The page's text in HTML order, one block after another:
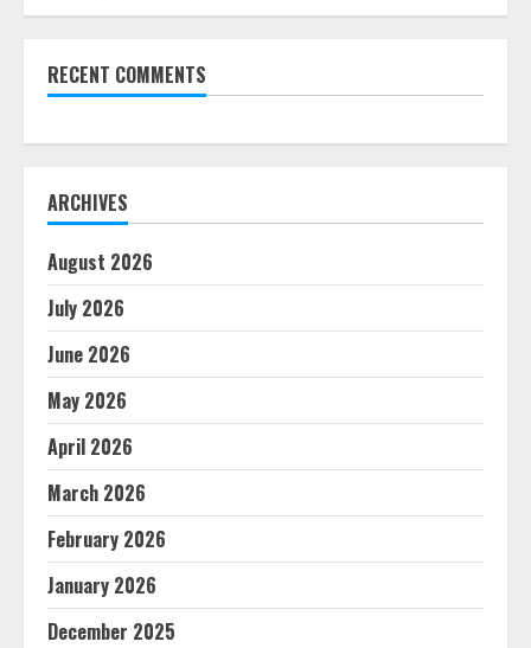
RECENT COMMENTS
ARCHIVES
August 2026
July 2026
June 2026
May 2026
April 2026
March 2026
February 2026
January 2026
December 2025